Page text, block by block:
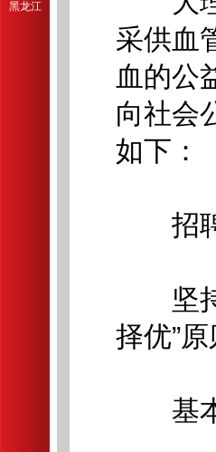
黑龙江
采供血
血的公
向社会
如下：
招聘
坚持
择优”
基本